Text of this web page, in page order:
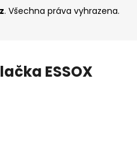
. Všechna práva vyhrazena.
ESSOX